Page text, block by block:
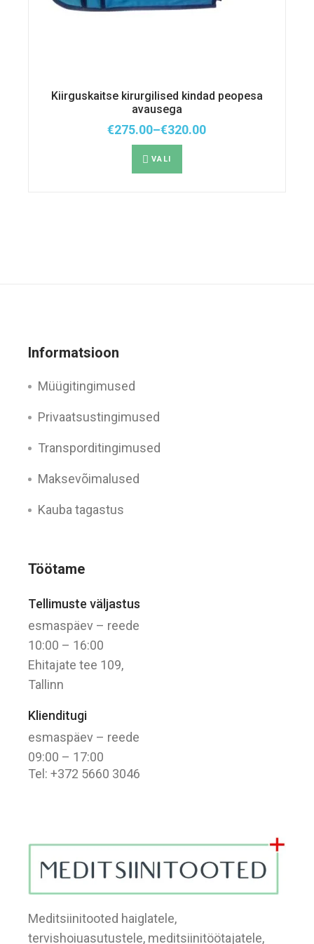
Kiirguskaitse kirurgilised kindad peopesa
avausega
€275.00–€320.00
Hinnavahemik:
€275.00
kuni
€320.00
VALI
mitu
Meditsiinitooted haiglatele,
tervishoiuasutustele, meditsiinitöötajatele,
Töötame
Tellimuste väljastus
esmaspäev – reede
10:00 – 16:00
Ehitajate tee 109,
Tallinn
Klienditugi
esmaspäev – reede
09:00 – 17:00
Tel: +372 5660 3046
Informatsioon
Müügitingimused
Privaatsustingimused
Transporditingimused
Maksevõimalused
Kauba tagastus